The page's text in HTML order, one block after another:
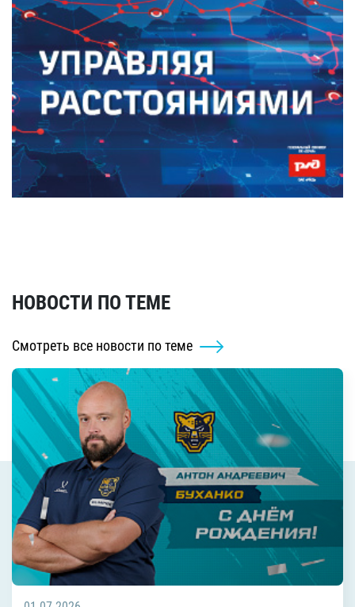
НОВОСТИ ПО ТЕМЕ
Смотреть все новости по теме